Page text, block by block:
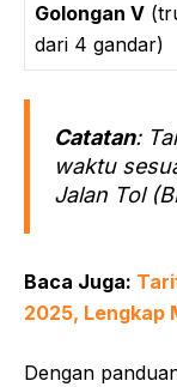
Golongan V
dari 4 gandar)
Catatan:
waktu
Jalan Tol
Baca Juga:
2025, Lengkap
Dengan